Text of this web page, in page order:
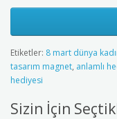
Etiketler: 8 mart dünya
tasarım magnet, anlamlı
hediyesi
Sizin İçin